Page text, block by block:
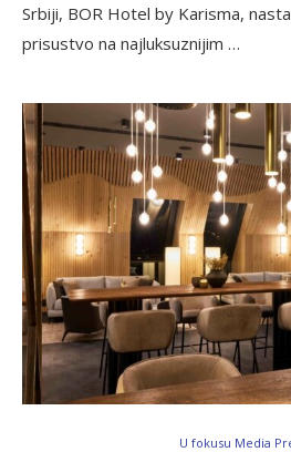
Srbiji, BOR Hotel by Karisma,
prisustvo na najluksuznijim …
U fokusu Media